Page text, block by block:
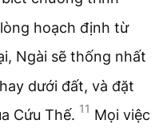
hoạch định từ
Ngài sẽ thống nhất
dưới đất, và đặt
Cứu Thế. 11 Mọi việc